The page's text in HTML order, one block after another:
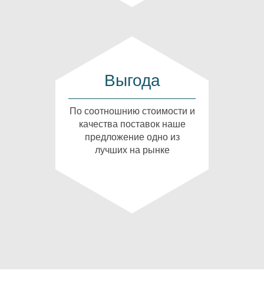
Выгода
По соотношнию стоимости и
качества поставок наше
предложение одно из
лучших на рынке